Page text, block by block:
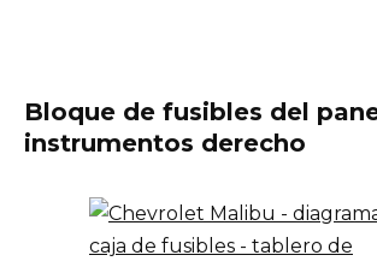
Bloque de fusibles del
instrumentos derecho